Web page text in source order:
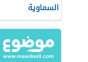
السماوية